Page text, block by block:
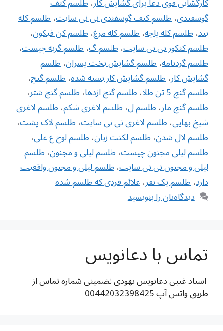
گوسفندی،طلسم کتف گوسفندی نی نی سایت،طلسم کله
بند،طلسم کله پاچه،طلسم کله مرغ،طلسم کن فیکون،
طلسم کنکور نی نی سایت،طلسم گ،طلسم گربه چیست،
طلسم گردنامه،طلسم گشایش بخت پسران،طلسم
گشایش کار،طلسم گشایش کار بسته شده،طلسم گنج،
طلسم گنج 5 تن طلا
،طلسم گنج اژدها،طلسم گنج شتر،
طلسم گنج مار،طلسم ل،طلسم لاغری شکم،طلسم لاغری
شیخ بهایی،طلسم لاغری نی نی سایت،طلسم لاک پشت،
طلسم لال شدن،طلسم لکنت زبان،طلسم لوح ع علی،
طلسم لیلی مجنون چیست،طلسم لیلی و مجنون،طلسم
لیلی و مجنون نی نی سایت،طلسم لیلی و مجنون واقعیت
دارد،طلسم یک نفر،علائم فردی که طلسم شده
دیدگاه‌تان را بنویسید
تماس با دعانویس
استاد غیبی دعانویس یهودی تضمینی شماره تماس از
طریق واتس آپ 00442032398425